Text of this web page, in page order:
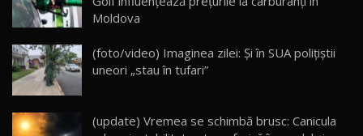
Va fi modelul nr.1 BYD în Moldova? BYD Seal U
30:08
AutoBlog.MD
23:36
Moldova
(foto/video) Imaginea zilei: Și în SUA polițiștii
uneori „stau în tufari”
(update) Vremea se schimbă brusc: Canicula